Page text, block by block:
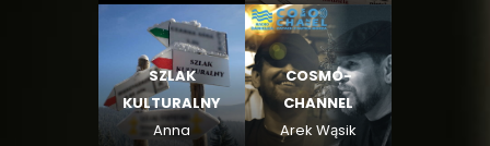
Kołodziejczyk
SZLAK
KULTURALNY
Anna
COSMO-
CHANNEL
Arek Wąsik